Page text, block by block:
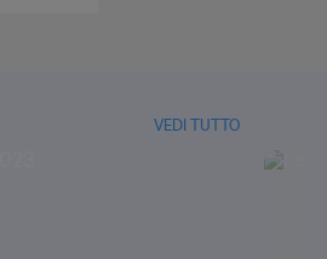
VEDI TUTTO